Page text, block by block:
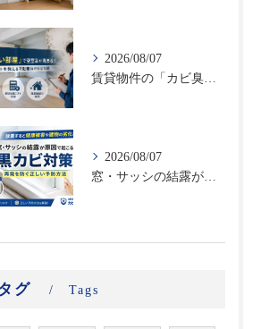
2026/08/07
2026/08/07
グ Tags